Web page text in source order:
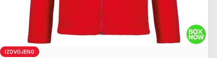
IZDVOJENO